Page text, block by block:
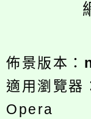
佈景版本：
適用瀏覽
Opera